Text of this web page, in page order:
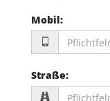
Mobil:
Straße: